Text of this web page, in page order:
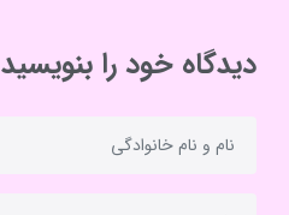
دیدگاه خود را بنویسید